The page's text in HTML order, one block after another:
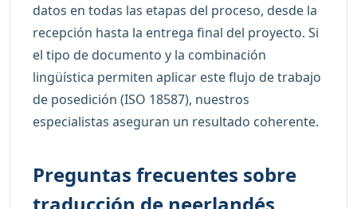
datos en todas las etapas del proceso, desde la
recepción hasta la entrega final del proyecto. Si
el tipo de documento y la combinación
lingüística permiten aplicar este flujo de trabajo
de posedición (ISO 18587), nuestros
especialistas aseguran un resultado coherente.
Preguntas frecuentes sobre
traducción de neerlandés